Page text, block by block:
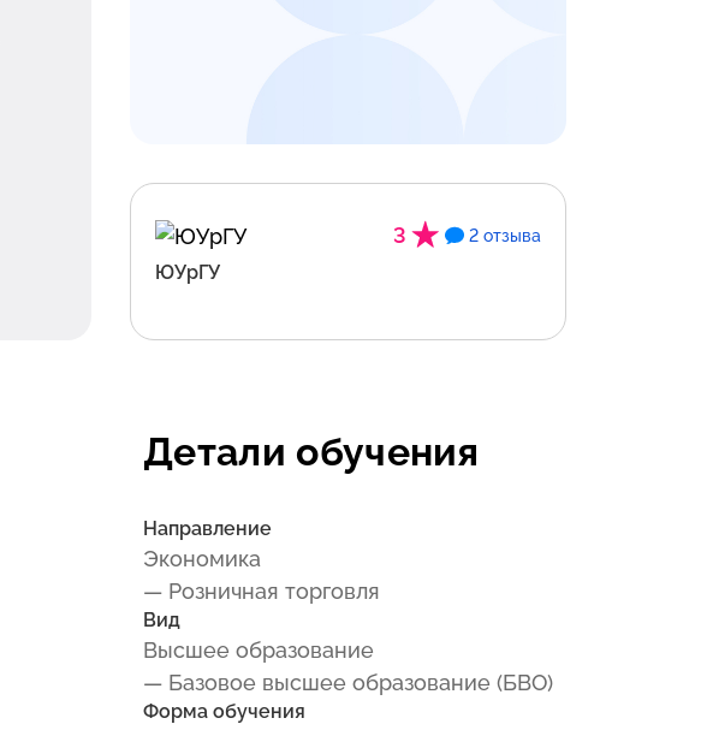
3 2 отзыва
ЮУрГУ
Детали обучения
Направление
Экономика
— Розничная торговля
Вид
Высшее образование
— Базовое высшее образование (БВО)
Форма обучения